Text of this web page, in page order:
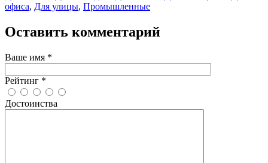
офиса, Для улицы, Промышленные
Оставить комментарий
Ваше имя *
Рейтинг *
Достоинства